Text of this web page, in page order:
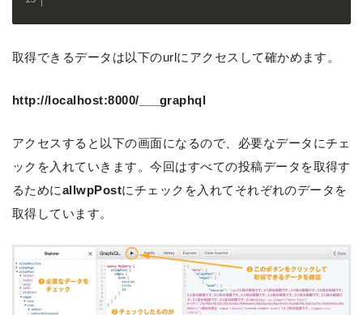
取得できるデータは以下のurlにアクセスして確かめます。
http://localhost:8000/___graphql
アクセスすると以下の画面になるので、必要なデータにチェ
ックを入れていきます。今回はすべての投稿データを取得す
るためにallwpPostにチェックを入れてそれぞれのデータを
取得しています。